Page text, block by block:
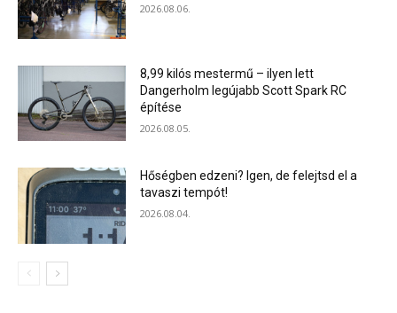
2026.08.06.
8,99 kilós mestermű – ilyen lett
Dangerholm legújabb Scott Spark RC
építése
2026.08.05.
Hőségben edzeni? Igen, de felejtsd el a
tavaszi tempót!
2026.08.04.